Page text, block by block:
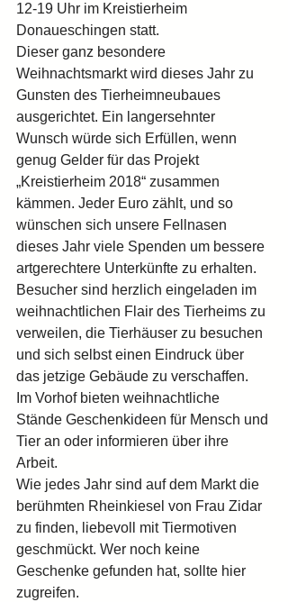
12-19 Uhr im Kreistierheim
Donaueschingen statt.
Dieser ganz besondere
Weihnachtsmarkt wird dieses Jahr zu
Gunsten des Tierheimneubaues
ausgerichtet. Ein langersehnter
Wunsch würde sich Erfüllen, wenn
genug Gelder für das Projekt
„Kreistierheim 2018“ zusammen
kämmen. Jeder Euro zählt, und so
wünschen sich unsere Fellnasen
dieses Jahr viele Spenden um bessere
artgerechtere Unterkünfte zu erhalten.
Besucher sind herzlich eingeladen im
weihnachtlichen Flair des Tierheims zu
verweilen, die Tierhäuser zu besuchen
und sich selbst einen Eindruck über
das jetzige Gebäude zu verschaffen.
Im Vorhof bieten weihnachtliche
Stände Geschenkideen für Mensch und
Tier an oder informieren über ihre
Arbeit.
Wie jedes Jahr sind auf dem Markt die
berühmten Rheinkiesel von Frau Zidar
zu finden, liebevoll mit Tiermotiven
geschmückt. Wer noch keine
Geschenke gefunden hat, sollte hier
zugreifen.